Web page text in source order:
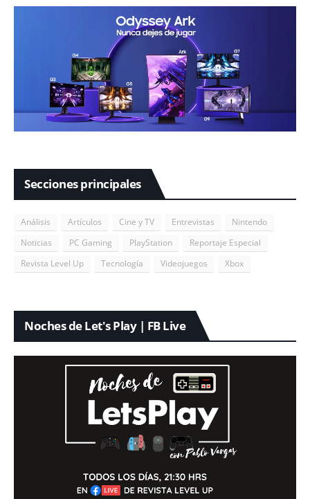
Secciones principales
Análisis Artículos Cine y TV Entrevistas
Nintendo
Noticias
PC Gaming PlayStation
Reportaje Especial
Revista Level Up
Tecnología Videojuegos Xbox
Noches de Let's Play | FB Live